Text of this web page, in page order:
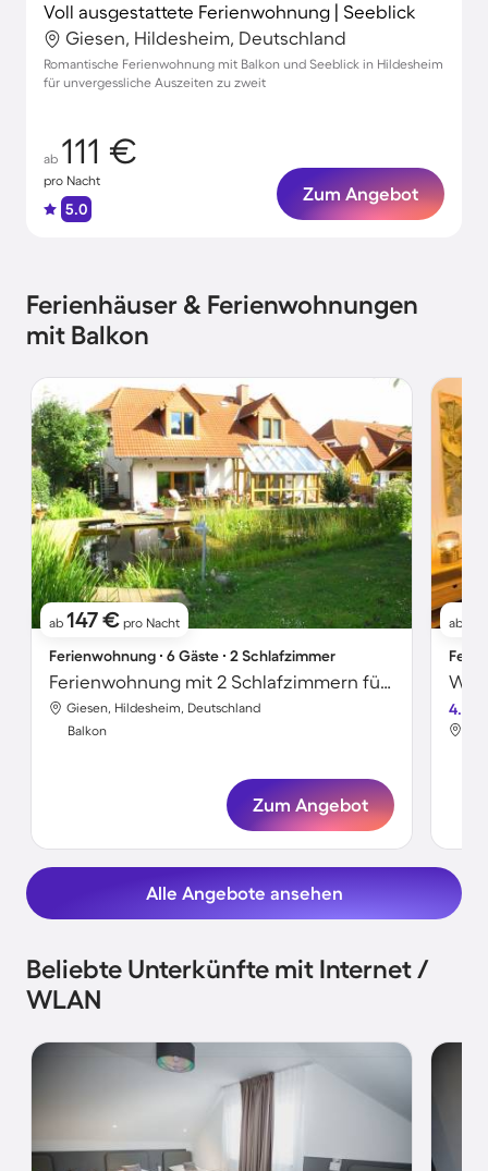
Voll ausgestattete Ferienwohnung | Seeblick
Giesen, Hildesheim, Deutschland
Romantische Ferienwohnung mit Balkon und Seeblick in Hildesheim
für unvergessliche Auszeiten zu zweit
ab 111 €
pro Nacht
5.0
Zum Angebot
Ferienhäuser & Ferienwohnungen
mit Balkon
ab 147 € pro Nacht
Ferienwohnung ∙ 6 Gäste ∙ 2 Schlafzimmer
Ferienwohnung mit 2 Schlafzimmern für 6 Personen
Giesen, Hildesheim, Deutschland
Balkon
Zum Angebot
ab
4.5
Alle Angebote ansehen
Beliebte Unterkünfte mit Internet /
WLAN